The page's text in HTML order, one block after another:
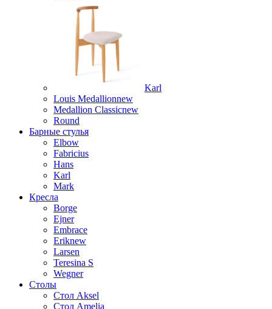
Karl
Louis Medallionnew
Medallion Classicnew
Round
Барные стулья
Elbow
Fabricius
Hans
Karl
Mark
Кресла
Borge
Ejner
Embrace
Eriknew
Larsen
Teresina S
Wegner
Столы
Стол Aksel
Стол Amelia